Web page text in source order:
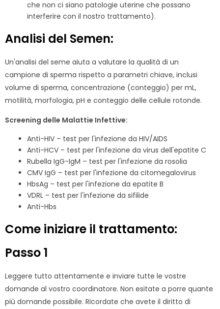
che non ci siano patologie uterine che possano
interferire con il nostro trattamento).
Analisi del Semen:
Un'analisi del seme aiuta a valutare la qualità di un
campione di sperma rispetto a parametri chiave, inclusi
volume di sperma, concentrazione (conteggio) per mL,
motilità, morfologia, pH e conteggio delle cellule rotonde.
Screening delle Malattie Infettive:
Anti-HIV – test per l'infezione da HIV/AIDS
Anti-HCV – test per l'infezione da virus dell'epatite C
Rubella IgG-IgM – test per l'infezione da rosolia
CMV IgG – test per l'infezione da citomegalovirus
HbsAg – test per l'infezione da epatite B
VDRL – test per l'infezione da sifilide
Anti-Hbs
Come iniziare il trattamento:
Passo 1
Leggere tutto attentamente e inviare tutte le vostre
domande al vostro coordinatore. Non esitate a porre quante
più domande possibile. Ricordate che avete il diritto di